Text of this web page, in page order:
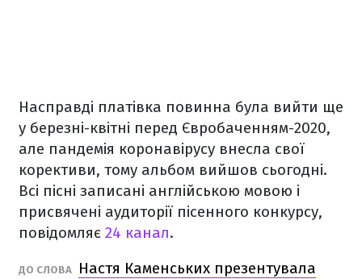
Насправді платівка повинна була вийти ще
у березні-квітні перед Євробаченням-2020,
але пандемія коронавірусу внесла свої
корективи, тому альбом вийшов сьогодні.
Всі пісні записані англійською мовою і
присвячені аудиторії пісенного конкурсу,
повідомляє 24 канал.
ДО СЛОВА
Настя Каменських презентувала